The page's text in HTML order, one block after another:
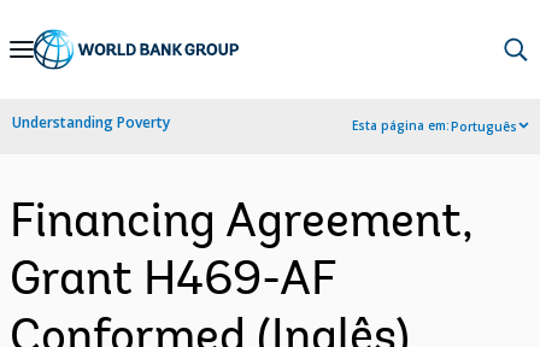
Skip
Navigation
Understanding Poverty Esta página em:Português
Financing Agreement,
Grant H469-AF